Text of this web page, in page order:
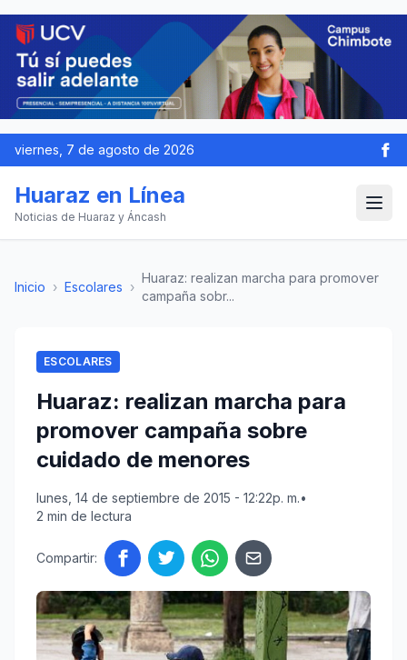
viernes, 7 de agosto de 2026
Huaraz en Línea
Noticias de Huaraz y Áncash
Inicio › Escolares ›
Huaraz: realizan marcha para promover
campaña sobr...
ESCOLARES
Huaraz: realizan marcha para
promover campaña sobre
cuidado de menores
lunes, 14 de septiembre de 2015 - 12:22p. m.•
2 min de lectura
Compartir: